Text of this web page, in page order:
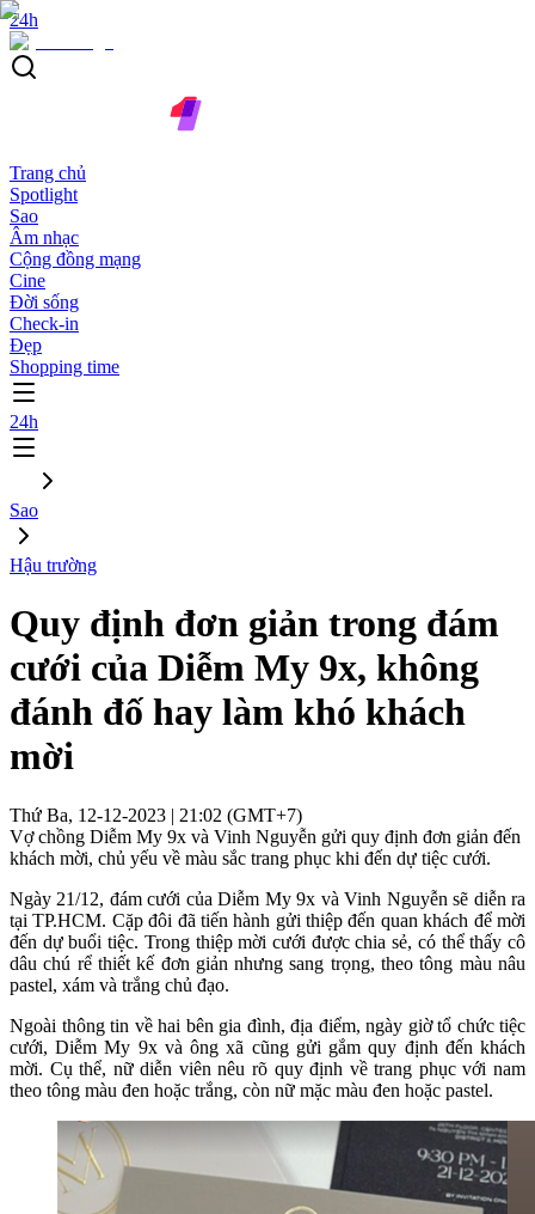
24h
Trang chủ
Spotlight
Sao
Âm nhạc
Cộng đồng mạng
Cine
Đời sống
Check-in
Đẹp
Shopping time
24h
Sao
Hậu trường
Quy định đơn giản trong đám
cưới của Diễm My 9x, không
đánh đố hay làm khó khách
mời
Thứ Ba, 12-12-2023 | 21:02 (GMT+7)
Vợ chồng Diễm My 9x và Vinh Nguyễn gửi quy định đơn giản đến
khách mời, chủ yếu về màu sắc trang phục khi đến dự tiệc cưới.
Ngày 21/12, đám cưới của Diễm My 9x và Vinh Nguyễn sẽ diễn ra
tại TP.HCM. Cặp đôi đã tiến hành gửi thiệp đến quan khách để mời
đến dự buổi tiệc. Trong thiệp mời cưới được chia sẻ, có thể thấy cô
dâu chú rể thiết kế đơn giản nhưng sang trọng, theo tông màu nâu
pastel, xám và trắng chủ đạo.
Ngoài thông tin về hai bên gia đình, địa điểm, ngày giờ tổ chức tiệc
cưới, Diễm My 9x và ông xã cũng gửi gắm quy định đến khách
mời. Cụ thể, nữ diễn viên nêu rõ quy định về trang phục với nam
theo tông màu đen hoặc trắng, còn nữ mặc màu đen hoặc pastel.